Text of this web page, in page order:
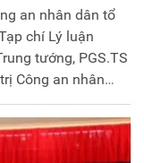
an nhân dân tổ
chí Lý luận
tướng, PGS.TS
Công an nhân